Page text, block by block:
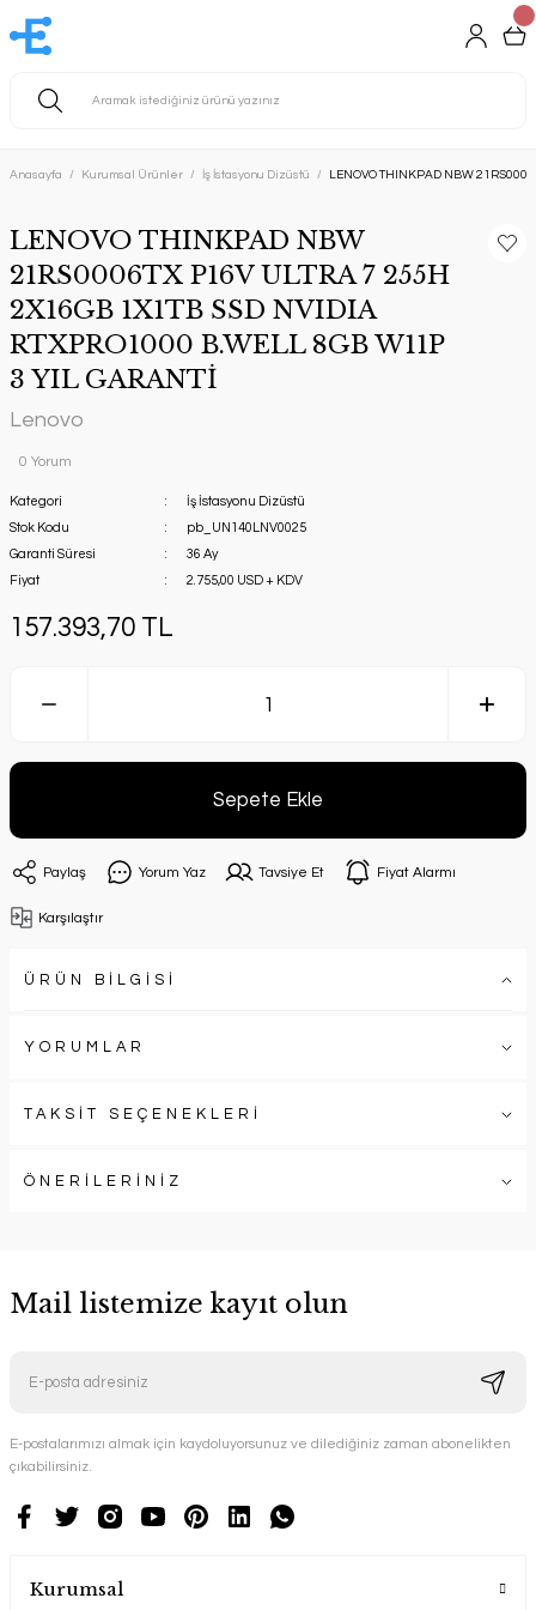
Anasayfa Kurumsal Ürünler İş İstasyonu Dizüstü LENOVO THINKPAD NBW
LENOVO THINKPAD NBW
21RS0006TX P16V ULTRA 7 255H
2X16GB 1X1TB SSD NVIDIA
RTXPRO1000 B.WELL 8GB W11P
3 YIL GARANTİ
Lenovo
0 Yorum
Kategori
İş İstasyonu Dizüstü
Stok Kodu
pb_UN140LNV0025
Garanti Süresi
36 Ay
Fiyat
2.755,00 USD + KDV
157.393,70 TL
Sepete Ekle
Paylaş Yorum Yaz Tavsiye Et Fiyat Alarmı
Karşılaştır
ÜRÜN BİLGİSİ
YORUMLAR
TAKSİT SEÇENEKLERİ
ÖNERİLERİNİZ
Mail listemize kayıt olun
E-postalarımızı almak için kaydoluyorsunuz ve dilediğiniz zaman abonelikten
çıkabilirsiniz.
Kurumsal